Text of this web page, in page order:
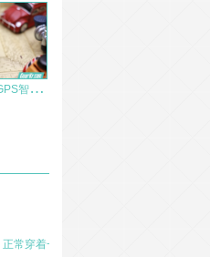
S
POVAN户外GPS智能运动手表枸杞岛之行摄体验
常穿着一年半，没